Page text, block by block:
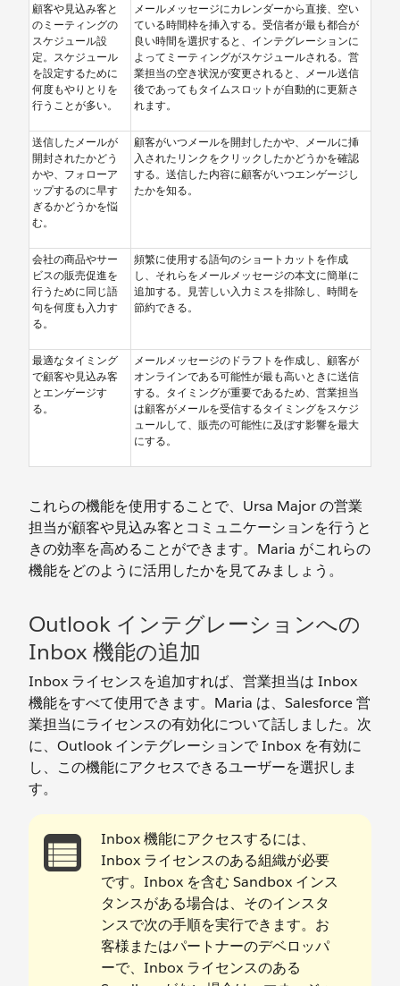
顧客や見込み客と
のミーティングの
スケジュール設
定。スケジュール
を設定するために
何度もやりとりを
行うことが多い。
メールメッセージにカレンダーから直接、空い
ている時間枠を挿入する。受信者が最も都合が
良い時間を選択すると、インテグレーションに
よってミーティングがスケジュールされる。営
業担当の空き状況が変更されると、メール送信
後であってもタイムスロットが自動的に更新さ
れます。
送信したメールが
開封されたかどう
かや、フォローア
ップするのに早す
ぎるかどうかを悩
む。
顧客がいつメールを開封したかや、メールに挿
入されたリンクをクリックしたかどうかを確認
する。送信した内容に顧客がいつエンゲージし
たかを知る。
会社の商品やサー
ビスの販売促進を
行うために同じ語
句を何度も入力す
る。
頻繁に使用する語句のショートカットを作成
し、それらをメールメッセージの本文に簡単に
追加する。見苦しい入力ミスを排除し、時間を
節約できる。
最適なタイミング
で顧客や見込み客
とエンゲージす
る。
メールメッセージのドラフトを作成し、顧客が
オンラインである可能性が最も高いときに送信
する。タイミングが重要であるため、営業担当
は顧客がメールを受信するタイミングをスケジ
ュールして、販売の可能性に及ぼす影響を最大
にする。
これらの機能を使用することで、Ursa Major の営業
担当が顧客や見込み客とコミュニケーションを行うと
きの効率を高めることができます。Maria がこれらの
機能をどのように活用したかを見てみましょう。
Outlook インテグレーションへの
Inbox 機能の追加
Inbox ライセンスを追加すれば、営業担当は Inbox
機能をすべて使用できます。Maria は、Salesforce 営
業担当にライセンスの有効化について話しました。次
に、Outlook インテグレーションで Inbox を有効に
し、この機能にアクセスできるユーザーを選択しま
す。
Inbox 機能にアクセスするには、
Inbox ライセンスのある組織が必要
です。Inbox を含む Sandbox インス
タンスがある場合は、そのインスタ
ンスで次の手順を実行できます。お
客様またはパートナーのデベロッパ
ーで、Inbox ライセンスのある